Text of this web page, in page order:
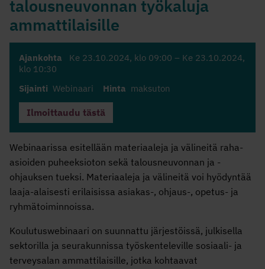
talousneuvonnan työkaluja
ammattilaisille
Ajankohta Ke 23.10.2024, klo 09:00 – Ke 23.10.2024,
klo 10:30
Sijainti Webinaari Hinta maksuton
Ilmoittaudu tästä
Webinaarissa esitellään materiaaleja ja välineitä raha-
asioiden puheeksioton sekä talousneuvonnan ja -
ohjauksen tueksi. Materiaaleja ja välineitä voi hyödyntää
laaja-alaisesti erilaisissa asiakas-, ohjaus-, opetus- ja
ryhmätoiminnoissa.
Koulutuswebinaari on suunnattu järjestöissä, julkisella
sektorilla ja seurakunnissa työskenteleville sosiaali- ja
terveysalan ammattilaisille, jotka kohtaavat